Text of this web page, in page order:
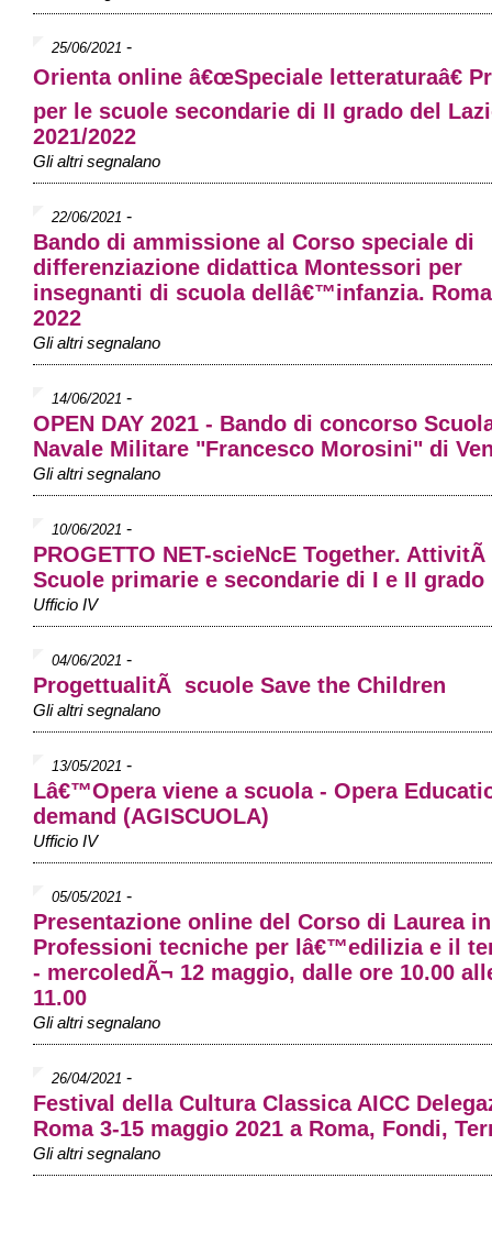
25/06/2021 -
Orienta online â€œSpeciale letteraturaâ€
per le scuole secondarie di II grado del
2021/2022
Gli altri segnalano
22/06/2021 -
Bando di ammissione al Corso speciale di
differenziazione didattica Montessori per
insegnanti di scuola dellâ€™infanzia.
2022
Gli altri segnalano
14/06/2021 -
OPEN DAY 2021 - Bando di concorso
Navale Militare "Francesco Morosini" di
Gli altri segnalano
10/06/2021 -
PROGETTO NET-scieNcE Together.
Scuole primarie e secondarie di I e II grado
Ufficio IV
04/06/2021 -
ProgettualitÃ scuole Save the Children
Gli altri segnalano
13/05/2021 -
Lâ€™Opera viene a scuola - Opera
demand (AGISCUOLA)
Ufficio IV
05/05/2021 -
Presentazione online del Corso di Laurea in
Professioni tecniche per lâ€™edilizia e il
- mercoledÃ¬ 12 maggio, dalle ore 10.00
11.00
Gli altri segnalano
26/04/2021 -
Festival della Cultura Classica AICC
Roma 3-15 maggio 2021 a Roma, Fondi,
Gli altri segnalano